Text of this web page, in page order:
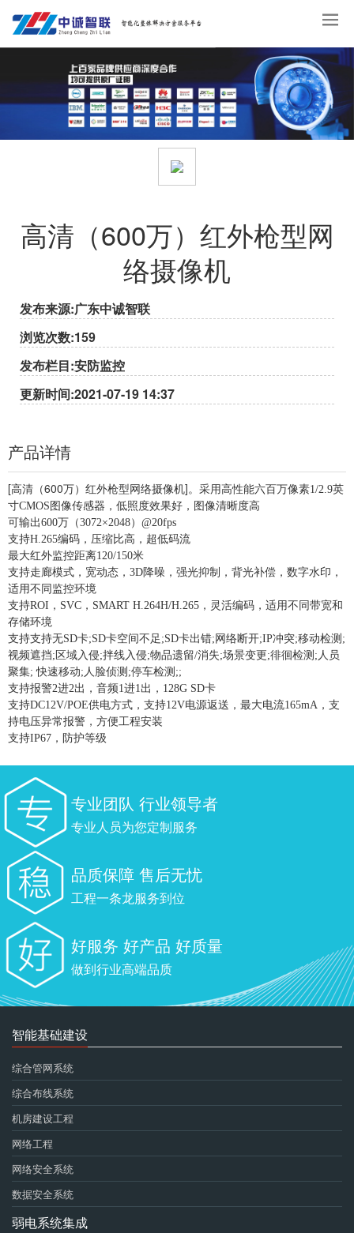
高清（600万）红外枪型网
络摄像机
发布来源:广东中诚智联
浏览次数:159
发布栏目:安防监控
更新时间:2021-07-19 14:37
产品详情
[高清（600万）红外枪型网络摄像机]。 采用高性能六百万像素1/2.9英
寸CMOS图像传感器，低照度效果好，图像清晰度高
可输出600万（3072×2048）@20fps
支持H.265编码，压缩比高，超低码流
最大红外监控距离120/150米
支持走廊模式，宽动态，3D降噪，强光抑制，背光补偿，数字水印，
适用不同监控环境
支持ROI，SVC，SMART H.264H/H.265，灵活编码，适用不同带宽和
存储环境
支持支持无SD卡;SD卡空间不足;SD卡出错;网络断开;IP冲突;移动检测;
视频遮挡;区域入侵;拌线入侵;物品遗留/消失;场景变更;徘徊检测;人员
聚集; 快速移动;人脸侦测;停车检测;;
支持报警2进2出，音频1进1出，128G SD卡
支持DC12V/POE供电方式，支持12V电源返送，最大电流165mA，支
持电压异常报警，方便工程安装
支持IP67，防护等级
专业团队 行业领导者
专业人员为您定制服务
品质保障 售后无忧
工程一条龙服务到位
好服务 好产品 好质量
做到行业高端品质
智能基础建设
综合管网系统
综合布线系统
机房建设工程
网络工程
网络安全系统
数据安全系统
弱电系统集成